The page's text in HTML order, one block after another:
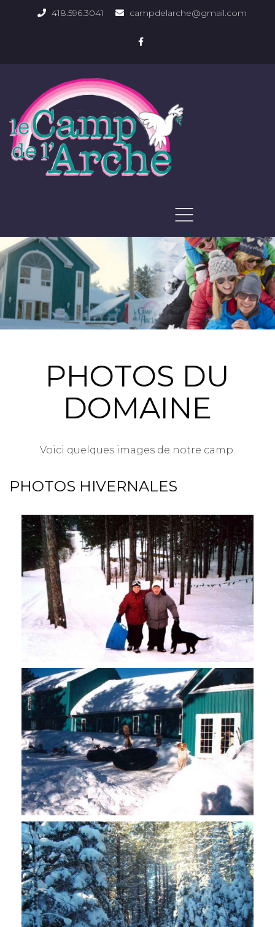
418.596.3041 campdelarche@gmail.com
PHOTOS DU DOMAINE
PHOTOS DU
DOMAINE
Voici quelques images de notre camp.
PHOTOS HIVERNALES